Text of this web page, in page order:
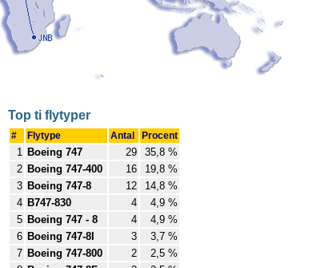
Top ti flytyper
# Flytype Antal Procent
1 Boeing 747 29
35,8 %
2 Boeing 747-400 16
19,8 %
3 Boeing 747-8 12
14,8 %
4 B747-830 4
4,9 %
5 Boeing 747 - 8 4
4,9 %
6 Boeing 747-8I 3
3,7 %
7 Boeing 747-800 2
2,5 %